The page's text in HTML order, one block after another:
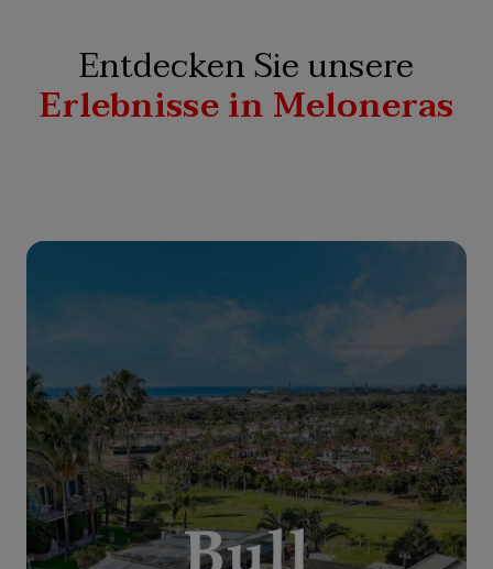
Entdecken Sie unsere
Erlebnisse in Meloneras
KLIMATISIERTER POOL